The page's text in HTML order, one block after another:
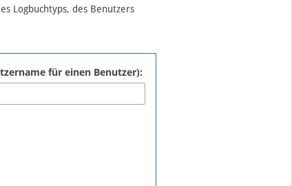
Logbuchtyps, des Benutzers
für einen Benutzer):